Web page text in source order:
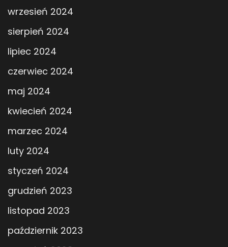
wrzesień 2024
sierpień 2024
lipiec 2024
czerwiec 2024
maj 2024
kwiecień 2024
marzec 2024
luty 2024
styczeń 2024
grudzień 2023
listopad 2023
październik 2023